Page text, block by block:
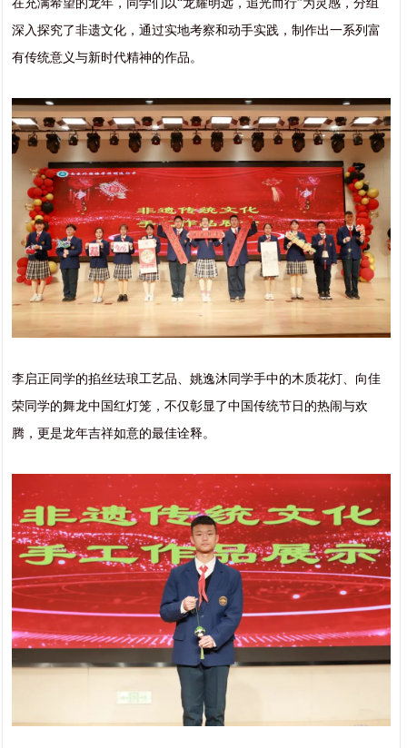
在充满希望的龙年，同学们以“龙耀明远，追光而行”为灵感，分组
深入探究了非遗文化，通过实地考察和动手实践，制作出一系列富
有传统意义与新时代精神的作品。
李启正同学的掐丝珐琅工艺品、姚逸沐同学手中的木质花灯、向佳
荣同学的舞龙中国红灯笼，不仅彰显了中国传统节日的热闹与欢
腾，更是龙年吉祥如意的最佳诠释。